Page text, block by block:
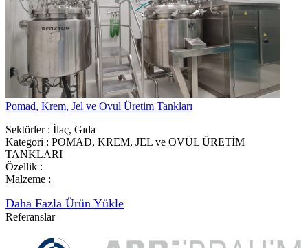
Pomad, Krem, Jel ve Ovul Üretim Tankları
Sektörler: İlaç, Gıda
Kategori : POMAD, KREM, JEL ve OVÜL ÜRETİM
TANKLARI
Özellik :
Malzeme :
Daha Fazla Ürün Yükle
Referanslar